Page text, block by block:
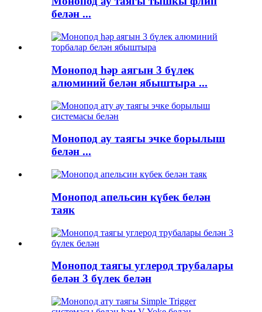
белән ...
Монопод һәр аягын 3 бүлек
алюминий белән ябыштыра ...
Монопод ау таягы эчке борылыш
белән ...
Монопод апельсин күбек белән
таяк
Монопод таягы углерод трубалары
белән 3 бүлек белән